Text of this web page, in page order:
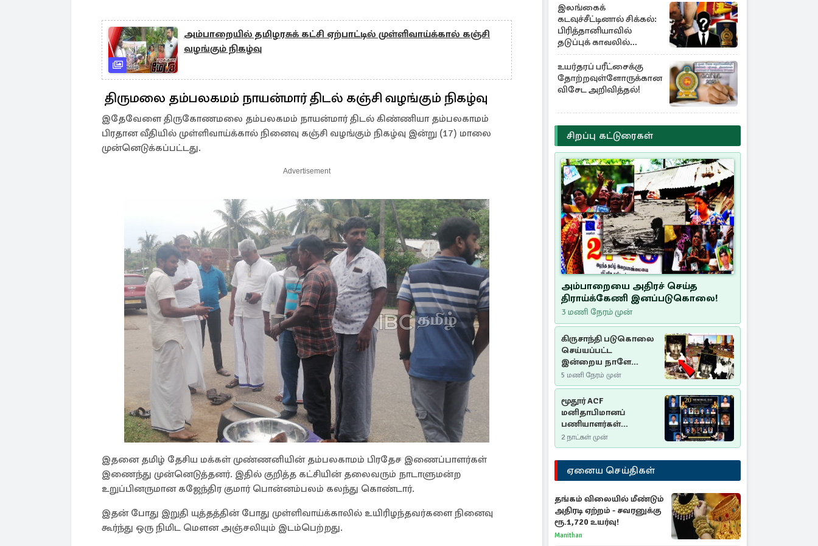
அம்பாறையில் தமிழரசுக் கட்சி ஏற்பாட்டில் முள்ளிவாய்க்கால் கஞ்சி
வழங்கும் நிகழ்வு
திருமலை தம்பலகமம் நாயன்மார் திடல் கஞ்சி வழங்கும் நிகழ்வு
இதேவேளை திருகோணமலை தம்பலகமம் நாயன்மார் திடல் கிண்ணியா தம்பலகாமம்
பிரதான வீதியில் முள்ளிவாய்க்கால் நினைவு கஞ்சி வழங்கும் நிகழ்வு இன்று (17) மாலை
முன்னெடுக்கப்பட்டது.
Advertisement
இதனை தமிழ் தேசிய மக்கள் முண்ணனியின் தம்பலகாமம் பிரதேச இணைப்பாளர்கள்
இணைந்து முன்னெடுத்தனர். இதில் குறித்த கட்சியின் தலைவரும் நாடாளுமன்ற
உறுப்பினருமான கஜேந்திர குமார் பொன்னம்பலம் கலந்து கொண்டார்.
இதன் போது இறுதி யுத்தத்தின் போது முள்ளிவாய்க்காலில் உயிரிழந்தவர்களை நினைவு
கூர்ந்து ஒரு நிமிட மௌன அஞ்சலியும் இடம்பெற்றது.
இலங்கைக்
கடவுச்சீட்டினால் சிக்கல்:
பிரித்தானியாவில்
தடுப்புக் காவலில்
முன்னாள் எம்.பி!
உயர்தரப் பரீட்சைக்கு
தோற்றவுள்ளோருக்கான
விசேட அறிவித்தல்!
சிறப்பு கட்டுரைகள்
அம்பாறையை அதிரச் செய்த
திராய்க்கேணி இனப்படுகொலை!
3 மணி நேரம் முன்
கிருசாந்தி படுகொலை
செய்யப்பட்ட
இன்றைய நாளே
செம்மணி
இனப்படுகொலை
தினம்…!
5 மணி நேரம் முன்
மூதூர் ACF
மனிதாபிமானப்
பணியாளர்கள்
படுகொலை (2006): 20
ஆண்டுகளாகியும் நீதி
மறுக்கப்பட்ட
மனிதாபிமானப்
பேரவலம்
2 நாட்கள் முன்
ஏனைய செய்திகள்
தங்கம் விலையில் மீண்டும்
அதிரடி ஏற்றம் - சவரனுக்கு
ரூ.1,720 உயர்வு!
Manithan